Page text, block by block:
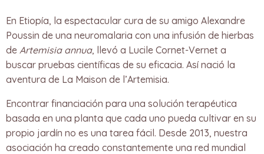
En Etiopía, la espectacular cura de su amigo Alexandre
Poussin de una neuromalaria con una infusión de hierbas
de Artemisia annua, llevó a Lucile Cornet-Vernet a
buscar pruebas científicas de su eficacia. Así nació la
aventura de La Maison de l’Artemisia.
Encontrar financiación para una solución terapéutica
basada en una planta que cada uno pueda cultivar en su
propio jardín no es una tarea fácil. Desde 2013, nuestra
asociación ha creado constantemente una red mundial